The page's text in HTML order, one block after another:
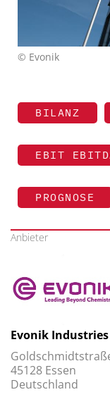
© Evonik
BILANZ
EBIT
PROGNOSE
Anbieter
Evonik Industries
45128 Essen
Deutschland